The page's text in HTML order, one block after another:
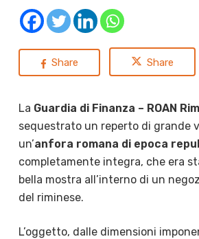
Share Share
La Guardia di Finanza – ROAN
sequestrato un reperto di grande
un’anfora romana di epoca
completamente integra, che era
bella mostra all’interno di un
del riminese.
L’oggetto, dalle dimensioni